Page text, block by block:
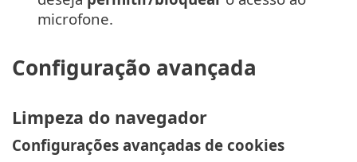
microfone.
Configuração avançada
Limpeza do navegador
Configurações avançadas de cookies